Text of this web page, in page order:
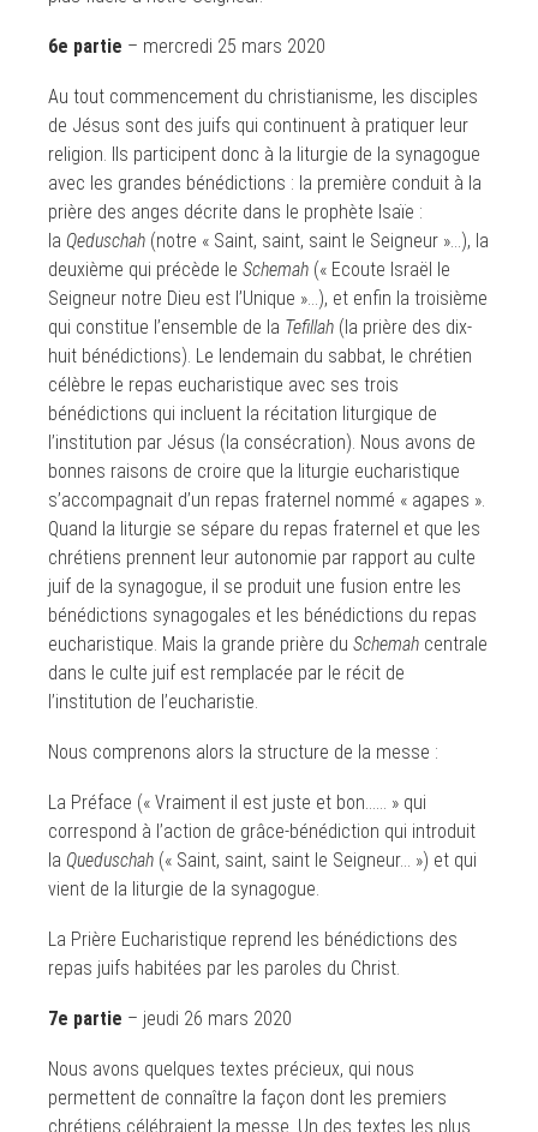
6e partie – mercredi 25 mars 2020
Au tout commencement du christianisme, les disciples
de Jésus sont des juifs qui continuent à pratiquer leur
religion. Ils participent donc à la liturgie de la synagogue
avec les grandes bénédictions : la première conduit à la
prière des anges décrite dans le prophète Isaïe :
la Qeduschah (notre « Saint, saint, saint le Seigneur »…), la
deuxième qui précède le Schemah (« Ecoute Israël le
Seigneur notre Dieu est l’Unique »…), et enfin la troisième
qui constitue l’ensemble de la Tefillah (la prière des dix-
huit bénédictions). Le lendemain du sabbat, le chrétien
célèbre le repas eucharistique avec ses trois
bénédictions qui incluent la récitation liturgique de
l’institution par Jésus (la consécration). Nous avons de
bonnes raisons de croire que la liturgie eucharistique
s’accompagnait d’un repas fraternel nommé « agapes ».
Quand la liturgie se sépare du repas fraternel et que les
chrétiens prennent leur autonomie par rapport au culte
juif de la synagogue, il se produit une fusion entre les
bénédictions synagogales et les bénédictions du repas
eucharistique. Mais la grande prière du Schemah centrale
dans le culte juif est remplacée par le récit de
l’institution de l’eucharistie.
Nous comprenons alors la structure de la messe :
La Préface (« Vraiment il est juste et bon…… » qui
correspond à l’action de grâce-bénédiction qui introduit
la Queduschah (« Saint, saint, saint le Seigneur… ») et qui
vient de la liturgie de la synagogue.
La Prière Eucharistique reprend les bénédictions des
repas juifs habitées par les paroles du Christ.
7e partie – jeudi 26 mars 2020
Nous avons quelques textes précieux, qui nous
permettent de connaître la façon dont les premiers
chrétiens célébraient la messe. Un des textes les plus